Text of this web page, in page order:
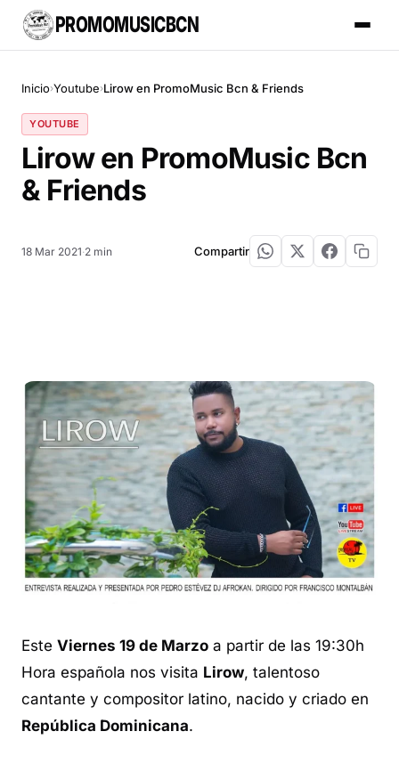
PROMOMUSICBCN
Inicio›Youtube›Lirow en PromoMusic Bcn & Friends
YOUTUBE
Lirow en PromoMusic Bcn
& Friends
18 Mar 2021·2 min Compartir
Este Viernes 19 de Marzo a partir de las 19:30h
Hora española nos visita Lirow, talentoso
cantante y compositor latino, nacido y criado en
República Dominicana.